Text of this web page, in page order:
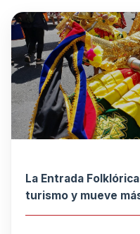
La Entrada
turismo y mueve